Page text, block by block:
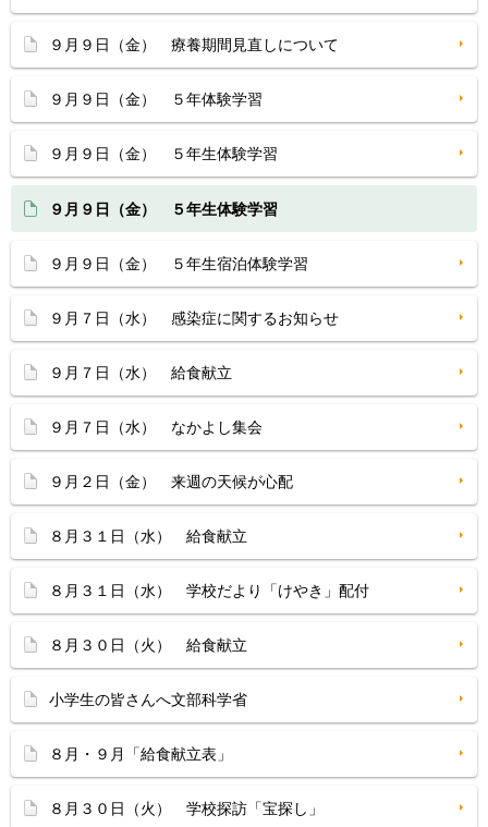
９月９日（金） 療養期間見直しについて
９月９日（金） ５年体験学習
９月９日（金） ５年生体験学習
９月９日（金） ５年生体験学習
９月９日（金） ５年生宿泊体験学習
９月７日（水） 感染症に関するお知らせ
９月７日（水） 給食献立
９月７日（水） なかよし集会
９月２日（金） 来週の天候が心配
８月３１日（水） 給食献立
８月３１日（水） 学校だより「けやき」配付
８月３０日（火） 給食献立
小学生の皆さんへ文部科学省
８月・９月「給食献立表」
８月３０日（火） 学校探訪「宝探し」